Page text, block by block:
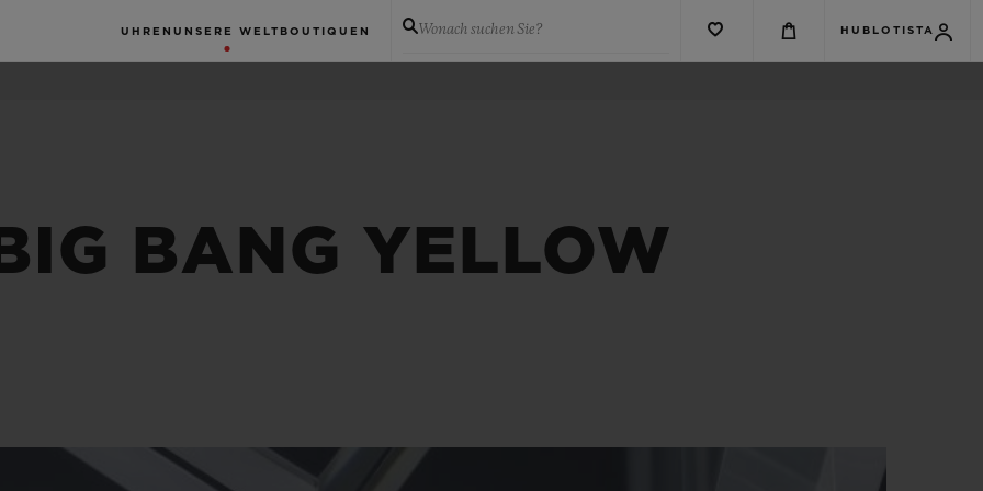
UHREN UNSERE WELT BOUTIQUEN Wonach suchen Sie? HUBLOTISTA
BANG YELLOW